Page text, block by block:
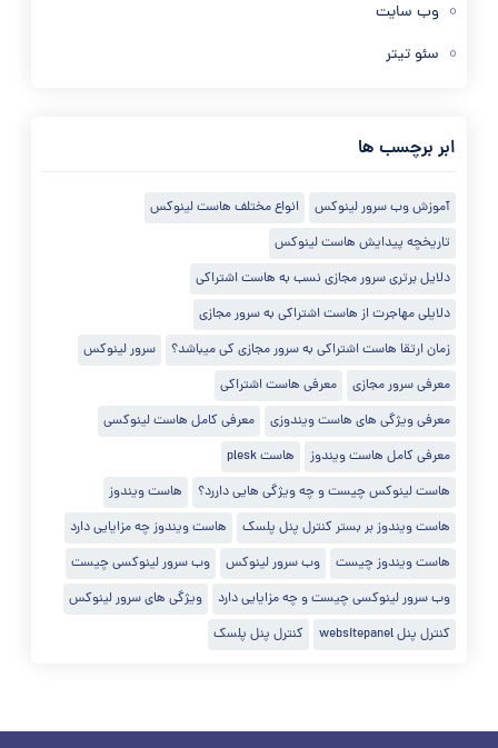
وب سایت
سئو تیتر
ابر برچسب ها
آموزش وب سرور لینوکس
انواع مختلف هاست لینوکس
تاریخچه پیدایش هاست لینوکس
دلایل برتری سرور مجازی نسب به هاست اشتراکی
دلایلی مهاجرت از هاست اشتراکی به سرور مجازی
زمان ارتقا هاست اشتراکی به سرور مجازی کی میباشد؟
سرور لینوکس
معرفی سرور مجازی
معرفی هاست اشتراکی
معرفی ویژگی های هاست ویندوزی
معرفی کامل هاست لینوکسی
معرفی کامل هاست ویندوز
هاست plesk
هاست لینوکس چیست و چه ویژگی هایی داررد؟
هاست ویندوز
هاست ویندوز بر بستر کنترل پنل پلسک
هاست ویندوز چه مزایایی دارد
هاست ویندوز چیست
وب سرور لینوکس
وب سرور لینوکسی چیست
وب سرور لینوکسی چیست و چه مزایایی دارد
ویژگی های سرور لینوکس
کنترل پنل websitepanel
کنترل پنل پلسک